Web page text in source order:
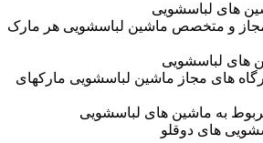
های لباسشویی
مجاز و متخصص ماشین لباسشویی هر مارک
های لباسشویی
های مجاز ماشین لباسشویی مارکهای
به ماشین های لباسشویی
های دوقلو